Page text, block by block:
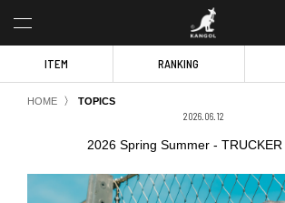
ITEM RANKING
HOME 〉 TOPICS
2026.06.12
2026 Spring Summer - TRUCKER